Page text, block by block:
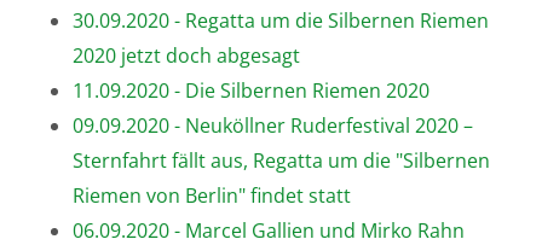
30.09.2020 - Regatta um die Silbernen Riemen
2020 jetzt doch abgesagt
11.09.2020 - Die Silbernen Riemen 2020
09.09.2020 - Neuköllner Ruderfestival 2020 –
Sternfahrt fällt aus, Regatta um die "Silbernen
Riemen von Berlin" findet statt
06.09.2020 - Marcel Gallien und Mirko Rahn